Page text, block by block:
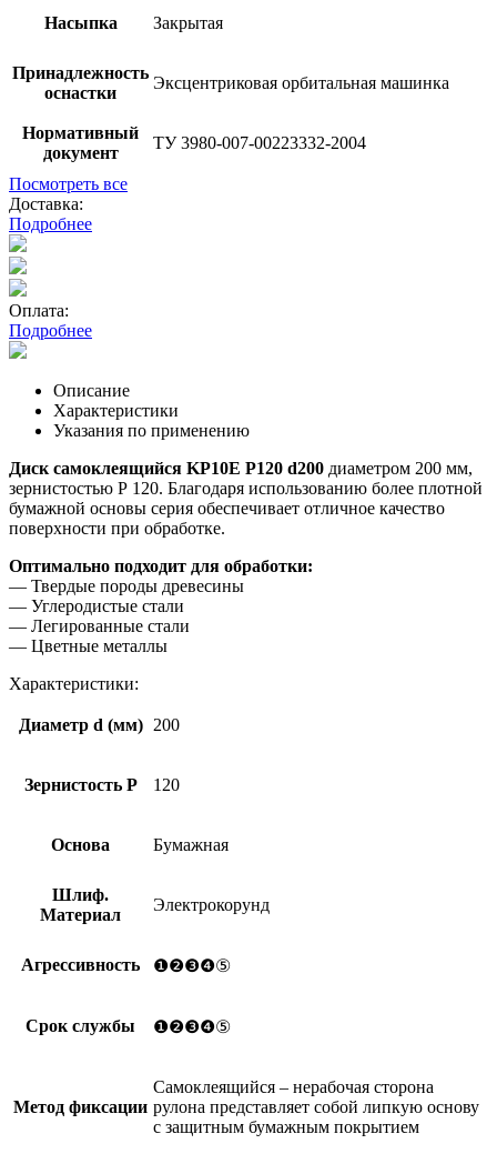
Насыпка Закрытая
Принадлежность
оснастки
Эксцентриковая орбитальная машинка
Нормативный
документ
ТУ 3980-007-00223332-2004
Посмотреть все
Доставка:
Подробнее
Оплата:
Подробнее
Описание
Характеристики
Указания по применению
Диск самоклеящийся KP10E P120 d200 диаметром 200 мм,
зернистостью Р 120. Благодаря использованию более плотной
бумажной основы серия обеспечивает отличное качество
поверхности при обработке.
Оптимально подходит для обработки:
— Твердые породы древесины
— Углеродистые стали
— Легированные стали
— Цветные металлы
Характеристики:
Диаметр d (мм) 200
Зернистость Р 120
Основа Бумажная
Шлиф.
Материал
Электрокорунд
Агрессивность ❶❷❸❹⑤
Срок службы ❶❷❸❹⑤
Метод фиксации
Самоклеящийся – нерабочая сторона
рулона представляет собой липкую основу
с защитным бумажным покрытием